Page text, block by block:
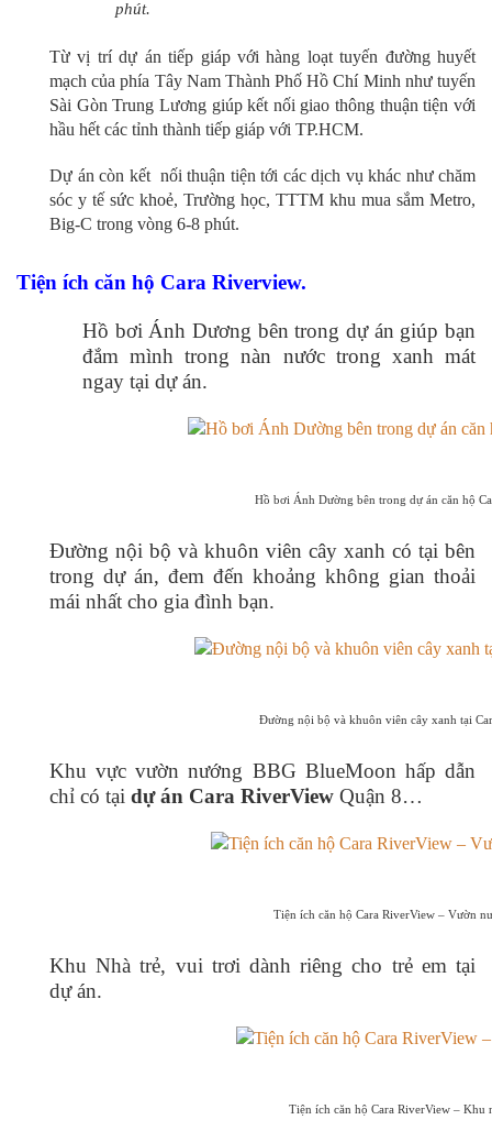
phút.
Từ vị trí dự án tiếp giáp với hàng loạt tuyến đường huyết
mạch của phía Tây Nam Thành Phố Hồ Chí Minh như tuyến
Sài Gòn Trung Lương giúp kết nối giao thông thuận tiện với
hầu hết các tỉnh thành tiếp giáp với TP.HCM.
Dự án còn kết nối thuận tiện tới các dịch vụ khác như chăm
sóc y tế sức khoẻ, Trường học, TTTM khu mua sắm Metro,
Big-C trong vòng 6-8 phút.
Tiện ích căn hộ Cara Riverview.
Hồ bơi Ánh Dương bên trong dự án giúp bạn
đắm mình trong nàn nước trong xanh mát
ngay tại dự án.
Hồ bơi Ánh Dường bên trong dự án căn hộ
Đường nội bộ và khuôn viên cây xanh có tại bên
trong dự án, đem đến khoảng không gian thoải
mái nhất cho gia đình bạn.
Đường nội bộ và khuôn viên cây xanh tại
Khu vực vườn nướng BBG BlueMoon hấp dẫn
chỉ có tại dự án Cara RiverView Quận 8…
Tiện ích căn hộ Cara RiverView – Vườn
Khu Nhà trẻ, vui trơi dành riêng cho trẻ em tại
dự án.
Tiện ích căn hộ Cara RiverView – Khu